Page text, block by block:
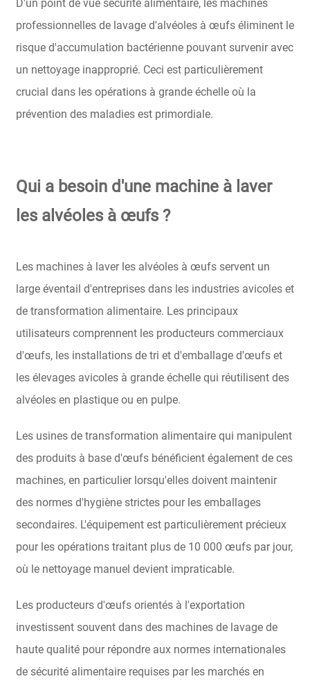
D'un point de vue sécurité alimentaire, les machines
professionnelles de lavage d'alvéoles à œufs éliminent le
risque d'accumulation bactérienne pouvant survenir avec
un nettoyage inapproprié. Ceci est particulièrement
crucial dans les opérations à grande échelle où la
prévention des maladies est primordiale.
Qui a besoin d'une machine à laver
les alvéoles à œufs ?
Les machines à laver les alvéoles à œufs servent un
large éventail d'entreprises dans les industries avicoles et
de transformation alimentaire. Les principaux
utilisateurs comprennent les producteurs commerciaux
d'œufs, les installations de tri et d'emballage d'œufs et
les élevages avicoles à grande échelle qui réutilisent des
alvéoles en plastique ou en pulpe.
Les usines de transformation alimentaire qui manipulent
des produits à base d'œufs bénéficient également de ces
machines, en particulier lorsqu'elles doivent maintenir
des normes d'hygiène strictes pour les emballages
secondaires. L'équipement est particulièrement précieux
pour les opérations traitant plus de 10 000 œufs par jour,
où le nettoyage manuel devient impraticable.
Les producteurs d'œufs orientés à l'exportation
investissent souvent dans des machines de lavage de
haute qualité pour répondre aux normes internationales
de sécurité alimentaire requises par les marchés en